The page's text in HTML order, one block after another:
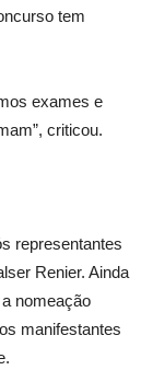
tem
exames e
criticou.
representantes
Renier. Ainda
nomeação
manifestantes